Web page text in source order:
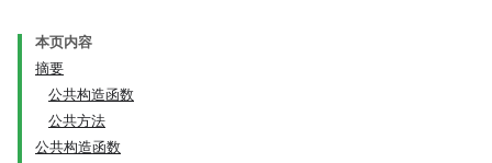
本页内容
摘要
公共构造函数
公共方法
公共构造函数